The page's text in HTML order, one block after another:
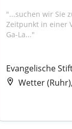
"...suchen wir Sie
Zeitpunkt in einer
Ga-La..."
Evangelische
Wetter